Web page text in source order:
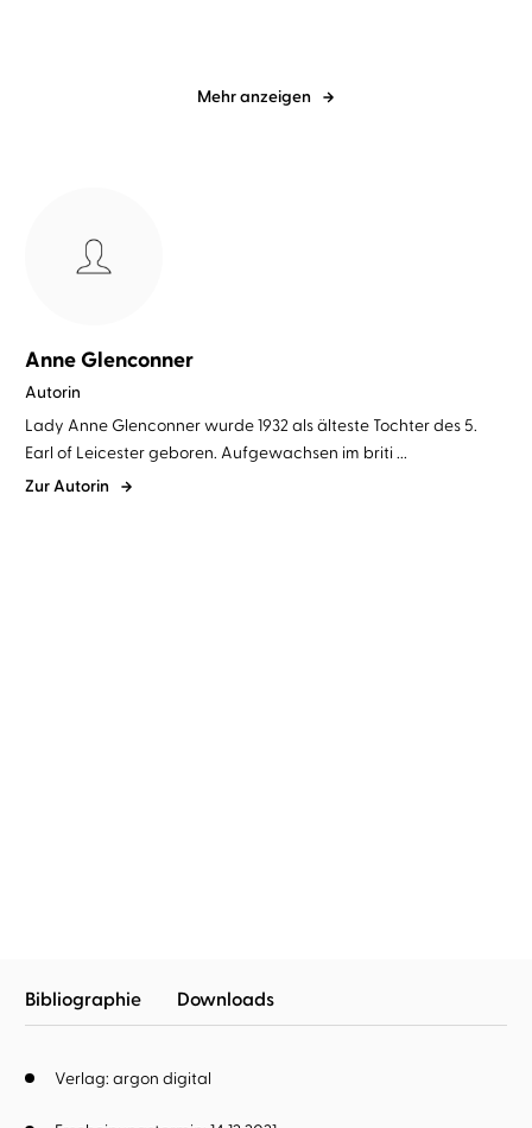
Mehr anzeigen
Anne Glenconner
Autorin
Lady Anne Glenconner wurde 1932 als älteste Tochter des 5.
Earl of Leicester geboren. Aufgewachsen im briti ...
Zur Autorin
Bibliographie Downloads
Verlag: argon digital